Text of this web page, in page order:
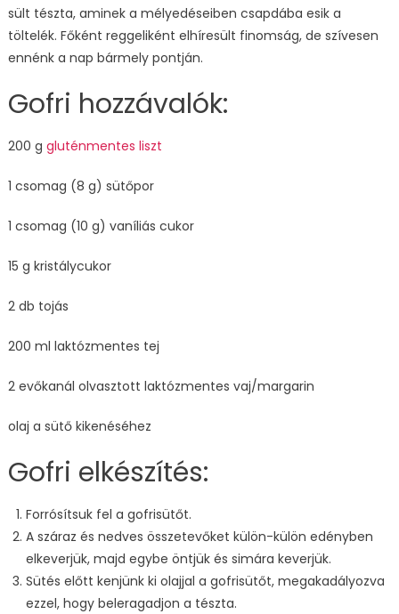
sült tészta, aminek a mélyedéseiben csapdába esik a
töltelék. Főként reggeliként elhíresült finomság, de szívesen
ennénk a nap bármely pontján.
Gofri hozzávalók:
200 g gluténmentes liszt
1 csomag (8 g) sütőpor
1 csomag (10 g) vaníliás cukor
15 g kristálycukor
2 db tojás
200 ml laktózmentes tej
2 evőkanál olvasztott laktózmentes vaj/margarin
olaj a sütő kikenéséhez
Gofri elkészítés:
Forrósítsuk fel a gofrisütőt.
A száraz és nedves összetevőket külön-külön edényben
elkeverjük, majd egybe öntjük és simára keverjük.
Sütés előtt kenjünk ki olajjal a gofrisütőt, megakadályozva
ezzel, hogy beleragadjon a tészta.